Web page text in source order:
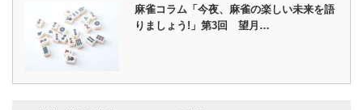
麻雀コラム「今夜、麻雀の楽しい未来を語
りましょう!」第3回 望月…